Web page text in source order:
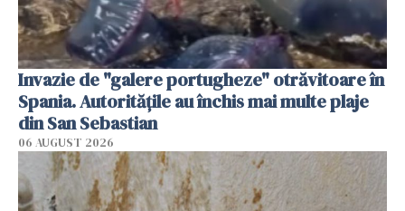
Invazie de "galere portugheze" otrăvitoare în
Spania. Autoritățile au închis mai multe plaje
din San Sebastian
06 AUGUST 2026